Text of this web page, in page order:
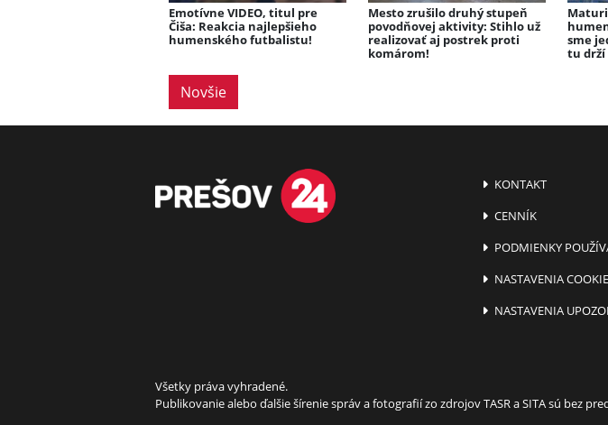
Emotívne VIDEO, titul pre
Čiša: Reakcia najlepšieho
humenského futbalistu!
Mesto zrušilo druhý stupeň
povodňovej aktivity: Stihlo už
realizovať aj postrek proti
komárom!
sme
tu
Novšie
KONTAKT
CENNÍK
PODMIENKY
NASTAVENIA
NASTAVENIA
Všetky práva vyhradené.
Publikovanie alebo ďalšie šírenie správ a fotografií zo zdrojov TASR a SITA sú bez